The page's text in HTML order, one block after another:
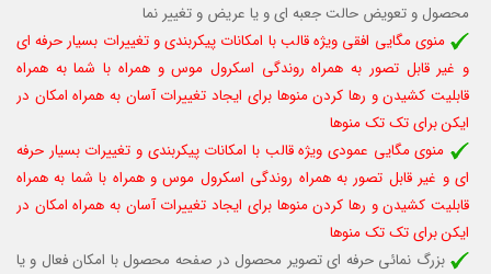
محصول و تعویض حالت جعبه ای و یا عریض و تغییر نما
منوی مگایی افقی ویژه قالب با امکانات پیکربندی و تغییرات بسیار حرفه ای
و غیر قابل تصور به همراه روندگی اسکرول موس و همراه با شما به همراه
قابلیت کشیدن و رها کردن منوها برای ایجاد تغییرات آسان به همراه امکان در
ایکن برای تک تک منوها
منوی مگایی عمودی ویژه قالب با امکانات پیکربندی و تغییرات بسیار حرفه
ای و غیر قابل تصور به همراه روندگی اسکرول موس و همراه با شما به همراه
قابلیت کشیدن و رها کردن منوها برای ایجاد تغییرات آسان به همراه امکان در
ایکن برای تک تک منوها
بزرگ نمائی حرفه ای تصویر محصول در صفحه محصول با امکان فعال و یا